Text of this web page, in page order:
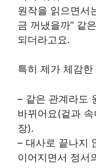
원작을 읽으면서
금 꺼냈을까” 같
되더라고요.
특히 제가 체감
– 같은 관계라도
바뀌어요(겉과
장).
– 대사로 끝나지
이어지면서 정서